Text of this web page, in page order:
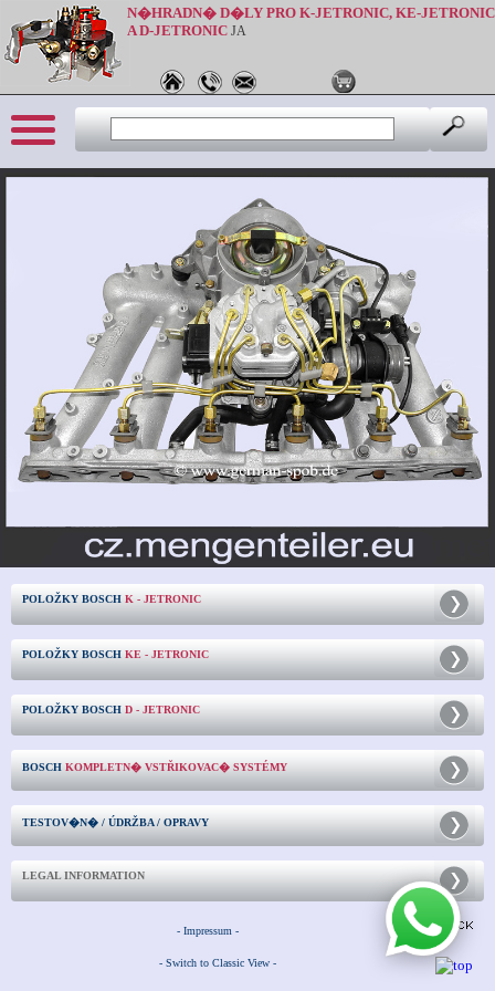
N�HRADN� D�LY PRO K-JETRONIC, KE-JETRONIC
A D-JETRONIC JA
POLOŽKY BOSCH K - JETRONIC
POLOŽKY BOSCH KE - JETRONIC
POLOŽKY BOSCH D - JETRONIC
BOSCH KOMPLETN� VSTŘIKOVAC� SYSTÉMY
TESTOV�N� / ÚDRŽBA / OPRAVY
LEGAL INFORMATION
- Impressum -
- Switch to Classic View -
Sprache: cz